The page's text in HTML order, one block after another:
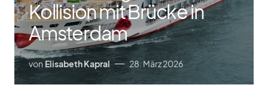
Kollision mit Brücke in
Amsterdam
von Elisabeth Kapral 28. März 2026